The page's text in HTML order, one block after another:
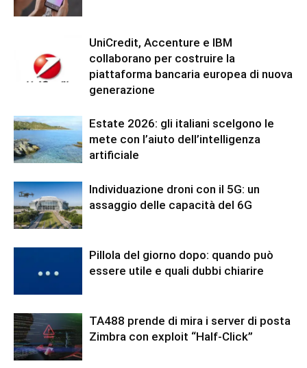
UniCredit, Accenture e IBM
collaborano per costruire la
piattaforma bancaria europea di nuova
generazione
Estate 2026: gli italiani scelgono le
mete con l’aiuto dell’intelligenza
artificiale
Individuazione droni con il 5G: un
assaggio delle capacità del 6G
Pillola del giorno dopo: quando può
essere utile e quali dubbi chiarire
TA488 prende di mira i server di posta
Zimbra con exploit “Half-Click”